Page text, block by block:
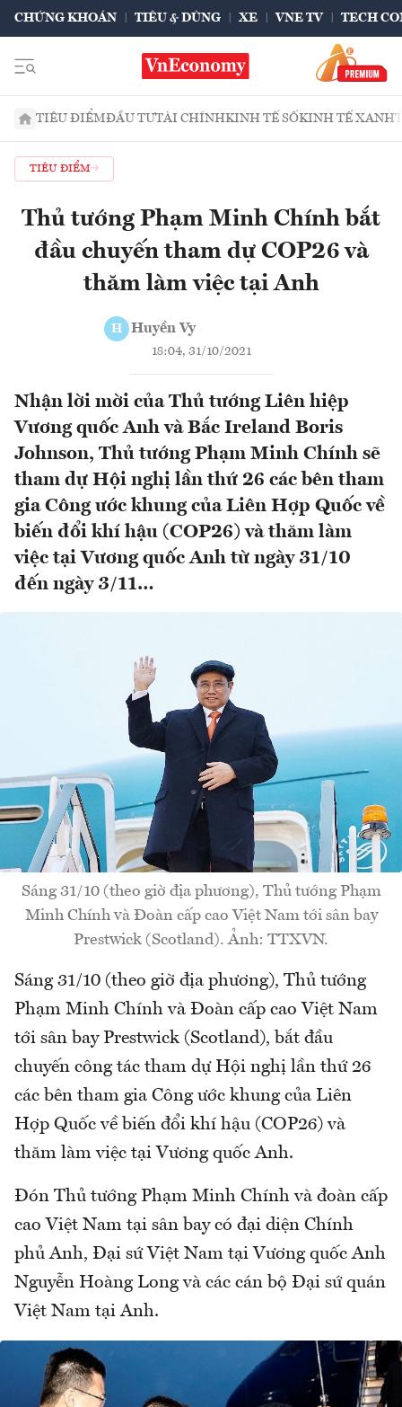
CHỨNG KHOÁN TIÊU & DÙNG XE VNE TV TECH
TIÊU ĐIỂMĐẦU TƯTÀI CHÍNHKINH TẾ SỐKINH TẾ XANH
TIÊU ĐIỂM
Thủ tướng Phạm Minh Chính bắt
đầu chuyến tham dự COP26 và
thăm làm việc tại Anh
H Huyền Vy
18:04, 31/10/2021
Nhận lời mời của Thủ tướng Liên hiệp
Vương quốc Anh và Bắc Ireland Boris
Johnson, Thủ tướng Phạm Minh Chính sẽ
tham dự Hội nghị lần thứ 26 các bên tham
gia Công ước khung của Liên Hợp Quốc về
biến đổi khí hậu (COP26) và thăm làm
việc tại Vương quốc Anh từ ngày 31/10
đến ngày 3/11…
Sáng 31/10 (theo giờ địa phương), Thủ tướng Phạm
Minh Chính và Đoàn cấp cao Việt Nam tới sân bay
Prestwick (Scotland). Ảnh: TTXVN.
Sáng 31/10 (theo giờ địa phương), Thủ tướng
Phạm Minh Chính và Đoàn cấp cao Việt Nam
tới sân bay Prestwick (Scotland), bắt đầu
chuyến công tác tham dự Hội nghị lần thứ 26
các bên tham gia Công ước khung của Liên
Hợp Quốc về biến đổi khí hậu (COP26) và
thăm làm việc tại Vương quốc Anh.
Đón Thủ tướng Phạm Minh Chính và đoàn cấp
cao Việt Nam tại sân bay có đại diện Chính
phủ Anh, Đại sứ Việt Nam tại Vương quốc Anh
Nguyễn Hoàng Long và các cán bộ Đại sứ quán
Việt Nam tại Anh.